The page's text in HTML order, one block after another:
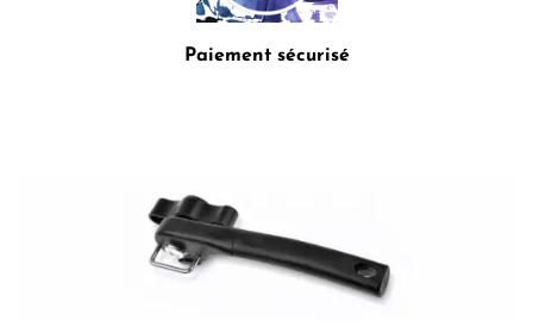
Paiement sécurisé